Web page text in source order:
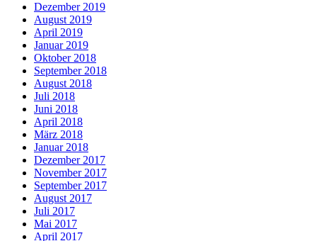
Dezember 2019
August 2019
April 2019
Januar 2019
Oktober 2018
September 2018
August 2018
Juli 2018
Juni 2018
April 2018
März 2018
Januar 2018
Dezember 2017
November 2017
September 2017
August 2017
Juli 2017
Mai 2017
April 2017